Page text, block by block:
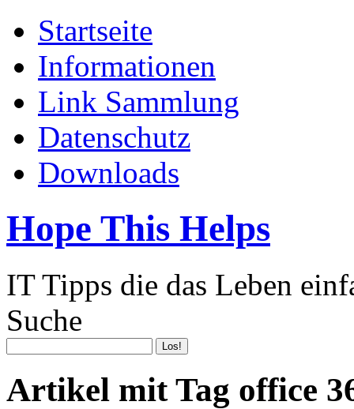
Startseite
Informationen
Link Sammlung
Datenschutz
Downloads
Hope This Helps
IT Tipps die das Leben
Suche
Artikel mit Tag office